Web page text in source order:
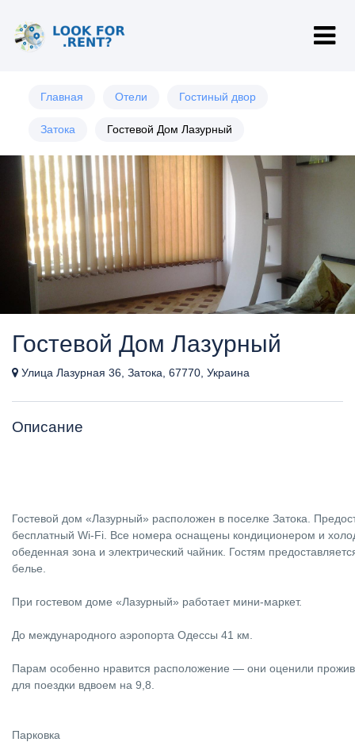
Главная Отели Гостиный двор
Затока Гостевой Дом Лазурный
Гостевой Дом Лазурный
Улица Лазурная 36, Затока, 67770, Украина
Описание
Гостевой дом «Лазурный» расположен в поселке Затока.
бесплатный Wi-Fi. Все номера оснащены кондиционером и
обеденная зона и электрический чайник. Гостям
белье.
При гостевом доме «Лазурный» работает мини-маркет.
До международного аэропорта Одессы 41 км.
Парам особенно нравится расположение — они оценили
для поездки вдвоем на 9,8.
Парковка